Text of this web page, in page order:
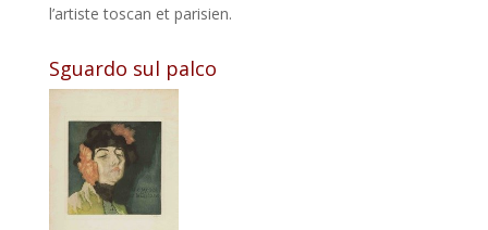
l’artiste toscan et parisien.
Sguardo sul palco